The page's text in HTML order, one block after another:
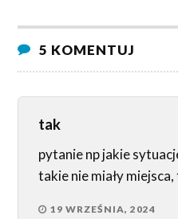
5 KOMENTUJ
tak
pytanie np jakie
takie nie miały
19 WRZEŚNIA, 2024